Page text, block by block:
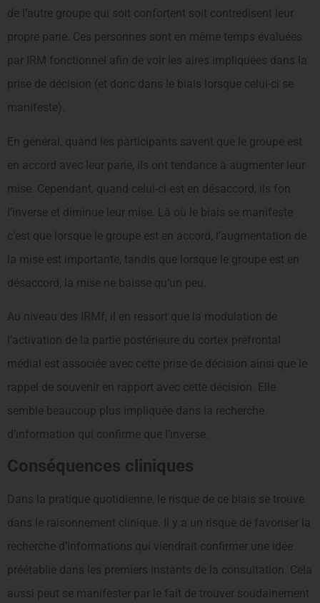
de l’autre groupe qui soit confortent soit contredisent leur
propre parie. Ces personnes sont en même temps évaluées
par IRM fonctionnel afin de voir les aires impliquées dans la
prise de décision (et donc dans le biais lorsque celui-ci se
manifeste).
En général, quand les participants savent que le groupe est
en accord avec leur parie, ils ont tendance à augmenter leur
mise. Cependant, quand celui-ci est en désaccord, ils fon
l’inverse et diminue leur mise. Là où le biais se manifeste
c’est que lorsque le groupe est en accord, l’augmentation de
la mise est importante, tandis que lorsque le groupe est en
désaccord, la mise ne baisse qu’un peu.
Au niveau des IRMf, il en ressort que la modulation de
l’activation de la partie postérieure du cortex préfrontal
médial est associée avec cette prise de décision ainsi que le
rappel de souvenir en rapport avec cette décision. Elle
semble beaucoup plus impliquée dans la recherche
d’information qui confirme que l’inverse.
Conséquences cliniques
Dans la pratique quotidienne, le risque de ce biais se trouve
dans le raisonnement clinique. Il y a un risque de favoriser la
recherche d’informations qui viendrait confirmer une idée
préétablie dans les premiers instants de la consultation. Cela
aussi peut se manifester par le fait de trouver soudainement